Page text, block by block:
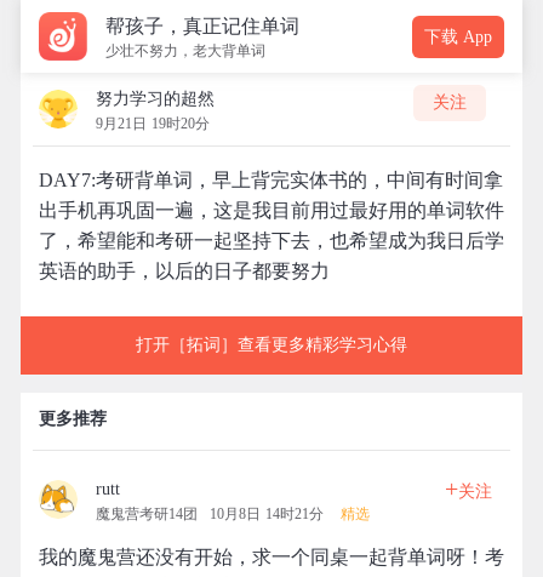
帮孩子，真正记住单词
少壮不努力，老大背单词
下载 App
努力学习的超然
9月21日 19时20分
关注
DAY7:考研背单词，早上背完实体书的，中间有时间拿
出手机再巩固一遍，这是我目前用过最好用的单词软件
了，希望能和考研一起坚持下去，也希望成为我日后学
英语的助手，以后的日子都要努力
打开［拓词］查看更多精彩学习心得
更多推荐
rutt
魔鬼营考研14团 10月8日 14时21分 精选
+关注
我的魔鬼营还没有开始，求一个同桌一起背单词呀！考